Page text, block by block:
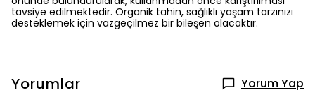
tavsiye edilmektedir. Organik tahin, sağlıklı yaşam tarzınızı
desteklemek için vazgeçilmez bir bileşen olacaktır.
Yorumlar Yorum Yap